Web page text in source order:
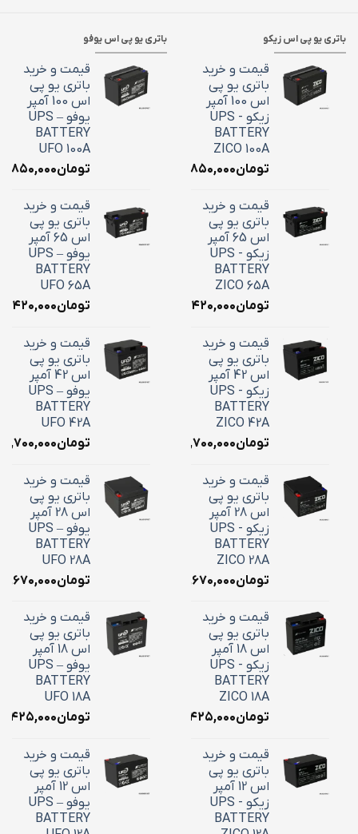
باتری یو پی اس زیکو
قیمت و خرید
باتری یو پی
اس 100 آمپر
زیکو - UPS
BATTERY
ZICO 100A
تومان۳۶,۸۵۰,۰۰۰
قیمت و خرید
باتری یو پی
اس 65 آمپر
زیکو - UPS
BATTERY
ZICO 65A
تومان۲۴,۴۲۰,۰۰۰
قیمت و خرید
باتری یو پی
اس 42 آمپر
زیکو - UPS
BATTERY
ZICO 42A
تومان۱۸,۷۰۰,۰۰۰
قیمت و خرید
باتری یو پی
اس 28 آمپر
زیکو - UPS
BATTERY
ZICO 28A
تومان۱۰,۶۷۰,۰۰۰
قیمت و خرید
باتری یو پی
اس 18 آمپر
زیکو - UPS
BATTERY
ZICO 18A
تومان۷,۴۲۵,۰۰۰
قیمت و خرید
باتری یو پی
اس 12 آمپر
زیکو - UPS
BATTERY
باتری یو پی اس یوفو
قیمت و خرید
باتری یو پی
اس 100 آمپر
یوفو – UPS
BATTERY
UFO 100A
تومان
قیمت و خرید
باتری یو پی
اس 65 آمپر
یوفو – UPS
BATTERY
UFO 65A
تومان
قیمت و خرید
باتری یو پی
اس 42 آمپر
یوفو – UPS
BATTERY
UFO 42A
تومان
قیمت و خرید
باتری یو پی
اس 28 آمپر
یوفو – UPS
BATTERY
UFO 28A
تومان۱۰,۶۷۰,۰۰۰
قیمت و خرید
باتری یو پی
اس 18 آمپر
یوفو – UPS
BATTERY
UFO 18A
تومان
قیمت و خرید
باتری یو پی
اس 12 آمپر
یوفو – UPS
BATTERY